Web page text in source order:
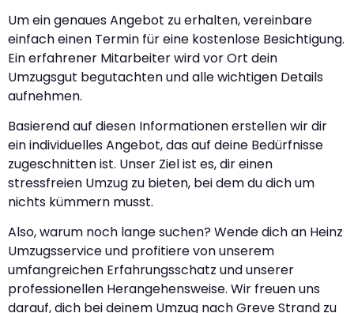
Um ein genaues Angebot zu erhalten, vereinbare
einfach einen Termin für eine kostenlose Besichtigung.
Ein erfahrener Mitarbeiter wird vor Ort dein
Umzugsgut begutachten und alle wichtigen Details
aufnehmen.
Basierend auf diesen Informationen erstellen wir dir
ein individuelles Angebot, das auf deine Bedürfnisse
zugeschnitten ist. Unser Ziel ist es, dir einen
stressfreien Umzug zu bieten, bei dem du dich um
nichts kümmern musst.
Also, warum noch lange suchen? Wende dich an Heinz
Umzugsservice und profitiere von unserem
umfangreichen Erfahrungsschatz und unserer
professionellen Herangehensweise. Wir freuen uns
darauf, dich bei deinem Umzug nach Greve Strand zu